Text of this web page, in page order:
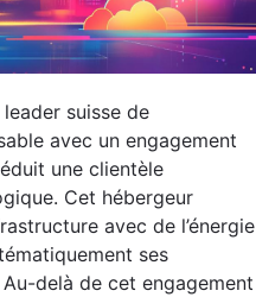
suisse de
avec un engagement
une clientèle
Cet hébergeur
avec de l’énergie
ses
delà de cet engagement